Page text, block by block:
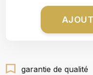
garantie de qualité